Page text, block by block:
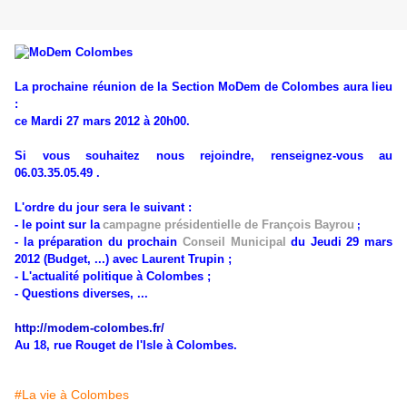
La prochaine réunion de la Section MoDem de Colombes aura lieu
:
ce Mardi 27 mars 2012 à 20h00.
Si vous souhaitez nous rejoindre, renseignez-vous au
06.03.35.05.49 .
L'ordre du jour sera le suivant :
- le point sur la campagne présidentielle de François Bayrou ;
- la préparation du prochain Conseil Municipal du Jeudi 29 mars
2012 (Budget, ...) avec Laurent Trupin ;
- L'actualité politique à Colombes ;
- Questions diverses, ...
http://modem-colombes.fr/
Au 18, rue Rouget de l'Isle à Colombes.
#La vie à Colombes